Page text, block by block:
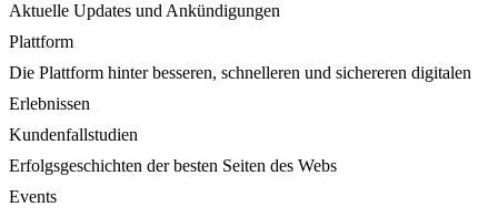
Aktuelle Updates und Ankündigungen
Plattform
Die Plattform hinter besseren, schnelleren und sichereren digitalen
Erlebnissen
Kundenfallstudien
Erfolgsgeschichten der besten Seiten des Webs
Events